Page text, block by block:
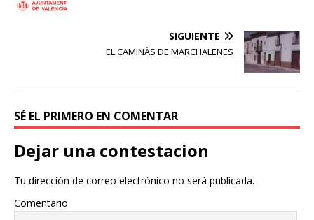
SIGUIENTE
EL CAMINÀS DE MARCHALENES
SÉ EL PRIMERO EN COMENTAR
Dejar una contestacion
Tu dirección de correo electrónico no será publicada.
Comentario